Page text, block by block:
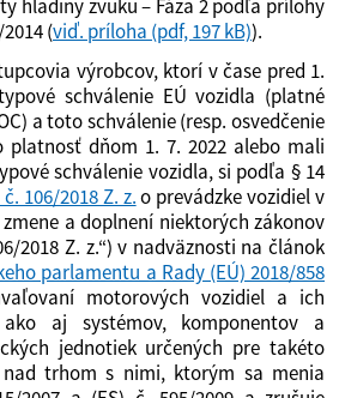
hladiny zvuku – Fáza 2 podľa prílohy
(viď. príloha (pdf, 197 kB)).
výrobcov, ktorí v čase pred 1.
schválenie EÚ vozidla (platné
a toto schválenie (resp. osvedčenie
platnosť dňom 1. 7. 2022 alebo mali
schválenie vozidla, si podľa § 14
106/2018 Z. z.o prevádzke vozidiel v
a doplnení niektorých zákonov
2018 Z. z.“) v nadväznosti na článok
parlamentu a Rady (EÚ) 2018/858
motorových vozidiel a ich
aj systémov, komponentov a
jednotiek určených pre takéto
trhom s nimi, ktorým sa menia